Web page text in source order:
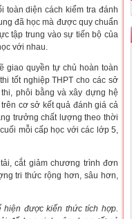
diện cách kiểm tra đánh
đã học mà được quy chuẩn
tập trung vào sự tiến bộ của
với nhau.
giao quyền tự chủ hoàn toàn
tốt nghiệp THPT cho các sở
phôi bằng và xây dựng hệ
cơ sở kết quả đánh giá cả
trưởng chất lượng theo thời
mỗi cấp học với các lớp 5,
cắt giảm chương trình đơn
tri thức rộng hơn, sâu hơn,
hiện được kiến thức tích hợp.